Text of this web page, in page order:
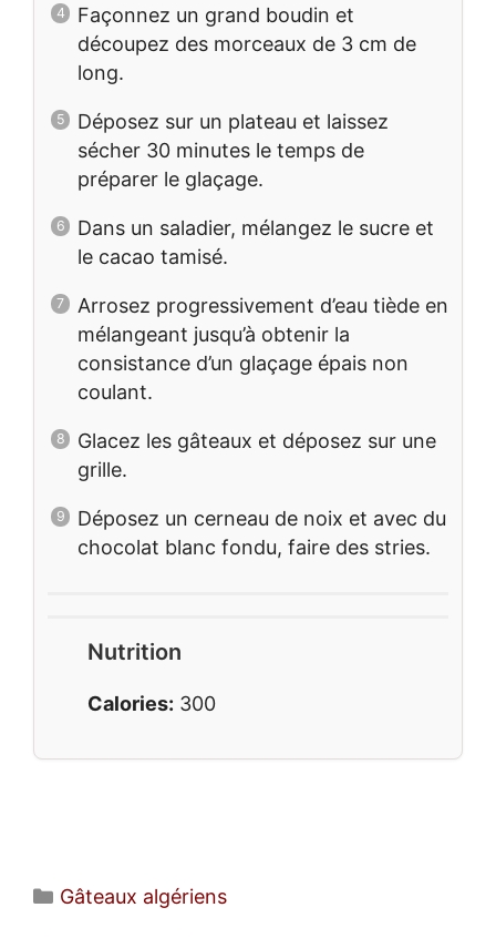
Façonnez un grand boudin et
découpez des morceaux de 3 cm de
long.
Déposez sur un plateau et laissez
sécher 30 minutes le temps de
préparer le glaçage.
Dans un saladier, mélangez le sucre et
le cacao tamisé.
Arrosez progressivement d’eau tiède en
mélangeant jusqu’à obtenir la
consistance d’un glaçage épais non
coulant.
Glacez les gâteaux et déposez sur une
grille.
Déposez un cerneau de noix et avec du
chocolat blanc fondu, faire des stries.
Nutrition
Calories: 300
Catégories
Gâteaux algériens